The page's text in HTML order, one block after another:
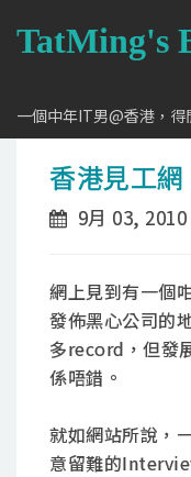
TatMing's
一個中年IT男@香港，
香港見工網
9月 03, 2010
網上見到有一個
發佈黑心公司的
多record，但發
係唔錯。
就如網站所說，
意留難的